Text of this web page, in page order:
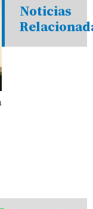
Noticias